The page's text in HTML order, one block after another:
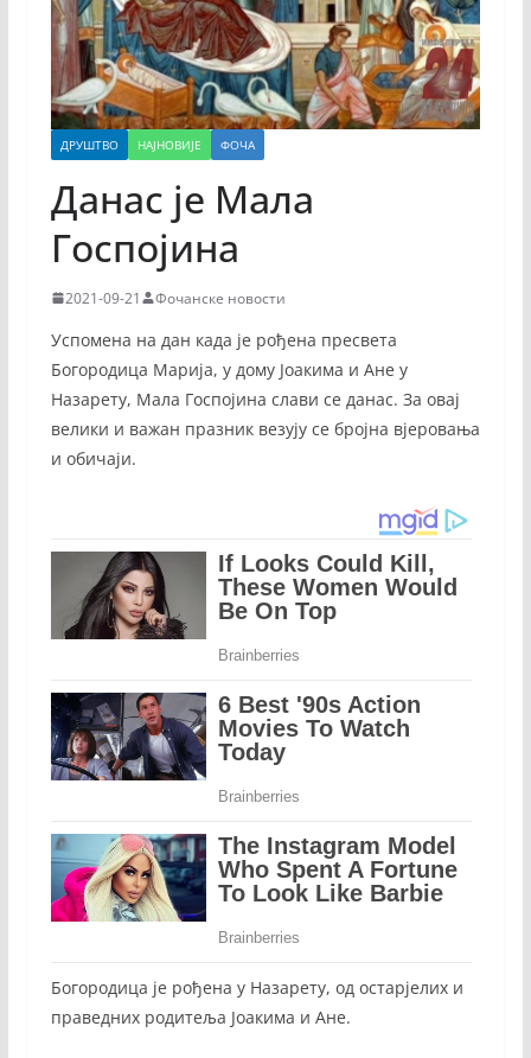
ДРУШТВО НАЈНОВИЈЕ ФОЧА
Данас је Мала
Госпојина
2021-09-21 Фочанске новости
Успомена на дан када је рођена пресвета
Богородица Марија, у дому Јоакима и Ане у
Назарету, Мала Госпојина слави се данас. За овај
велики и важан празник везују се бројна вјеровања
и обичаји.
Богородица је рођена у Назарету, од остарјелих и
праведних родитеља Јоакима и Ане.